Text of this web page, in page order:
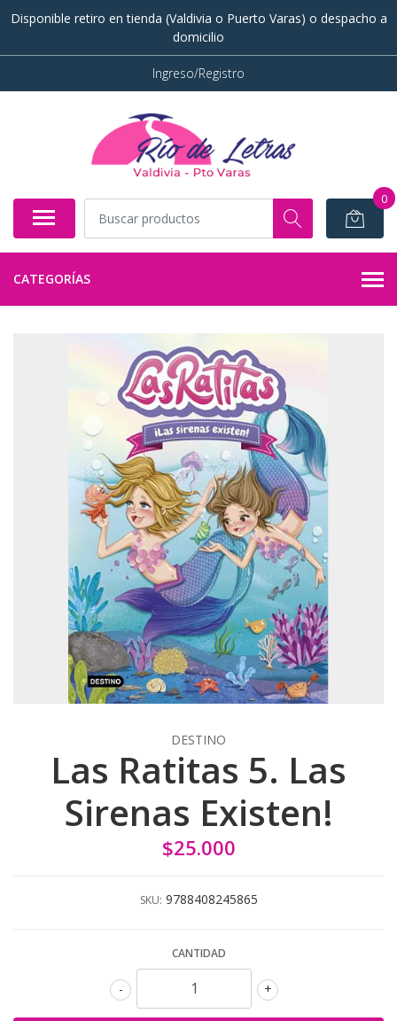
Disponible retiro en tienda (Valdivia o Puerto Varas) o despacho a
domicilio
Ingreso/Registro
0
CATEGORÍAS
DESTINO
Las Ratitas 5. Las
Sirenas Existen!
$25.000
SKU: 9788408245865
CANTIDAD
+
-